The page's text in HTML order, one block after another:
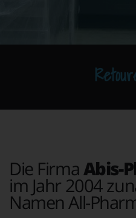
Die Firma Abis-
im Jahr 2004
Namen All-